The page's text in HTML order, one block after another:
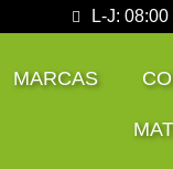
L-J:
MARCAS